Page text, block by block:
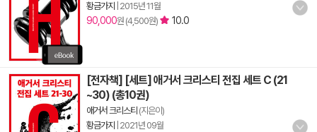
황금가지
2015년 11월
90,000원 (4,500원) 10.0
[전자책] [세트] 애거서 크리스티 전집 세트 C (21
~30) (총10권)
애거서 크리스티 (지은이)
황금가지
2021년 09월